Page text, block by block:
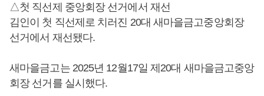
△첫 직선제 중앙회장 선거에서 재선
김인이 첫 직선제로 치러진 20대 새마을금고중앙회장
선거에서 재선됐다.
새마을금고는 2025년 12월17일 제20대 새마을금고중앙
회장 선거를 실시했다.